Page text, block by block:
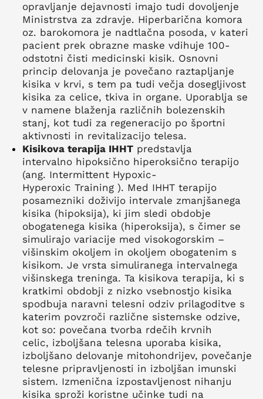
opravljanje dejavnosti imajo tudi dovoljenje
Ministrstva za zdravje. Hiperbarična komora
oz. barokomora je nadtlačna posoda, v kateri
pacient prek obrazne maske vdihuje 100-
odstotni čisti medicinski kisik. Osnovni
princip delovanja je povečano raztapljanje
kisika v krvi, s tem pa tudi večja dosegljivost
kisika za celice, tkiva in organe. Uporablja se
v namene blaženja različnih bolezenskih
stanj, kot tudi za regeneracijo po športni
aktivnosti in revitalizacijo telesa.
Kisikova terapija IHHT predstavlja
intervalno hipoksično hiperoksično terapijo
(ang. Intermittent Hypoxic-
Hyperoxic Training ). Med IHHT terapijo
posamezniki doživijo intervale zmanjšanega
kisika (hipoksija), ki jim sledi obdobje
obogatenega kisika (hiperoksija), s čimer se
simulirajo variacije med visokogorskim –
višinskim okoljem in okoljem obogatenim s
kisikom. Je vrsta simuliranega intervalnega
višinskega treninga. Ta kisikova terapija, ki s
kratkimi obdobji z nizko vsebnostjo kisika
spodbuja naravni telesni odziv prilagoditve s
katerim povzroči različne sistemske odzive,
kot so: povečana tvorba rdečih krvnih
celic, izboljšana telesna uporaba kisika,
izboljšano delovanje mitohondrijev, povečanje
telesne pripravljenosti in izboljšan imunski
sistem. Izmenična izpostavljenost nihanju
kisika sproži koristne učinke tudi na